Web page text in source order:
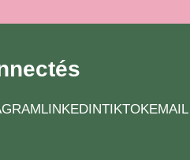
LINKEDINTIKTOKEMAIL